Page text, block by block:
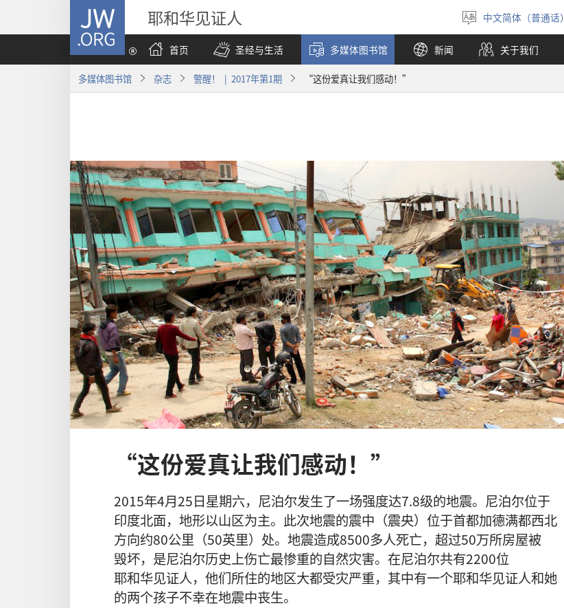
JW.ORG 耶和华见证人
选
择
语
言
中文简体（普通话）
首页
圣经与生活 多媒体图书馆 新闻 关于我们
多媒体图书馆 杂志 警醒！ | 2017年第1期 “这份爱真让我们感动！”
“这份爱真让我们感动！”
2015年4月25日星期六， 尼泊尔发生了一场强度达7.8级的地震。 尼泊尔位于
印度北面， 地形以山区为主。 此次地震的震中 （震央） 位于首都加德满都西北
方向约80公里 （50英里） 处。 地震造成8500多人死亡， 超过50万所房屋被
毁坏， 是尼泊尔历史上伤亡最惨重的自然灾害。 在尼泊尔共有2200位
耶和华见证人， 他们所住的地区大都受灾严重， 其中有一个耶和华见证人和她
的两个孩子不幸在地震中丧生。